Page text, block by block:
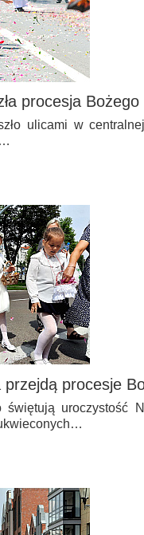
procesja Bożego
ulicami w
procesje
świętują uroczystość